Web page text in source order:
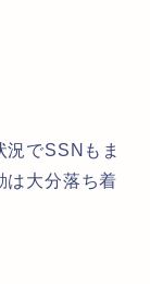
況でSSNもま
は大分落ち着